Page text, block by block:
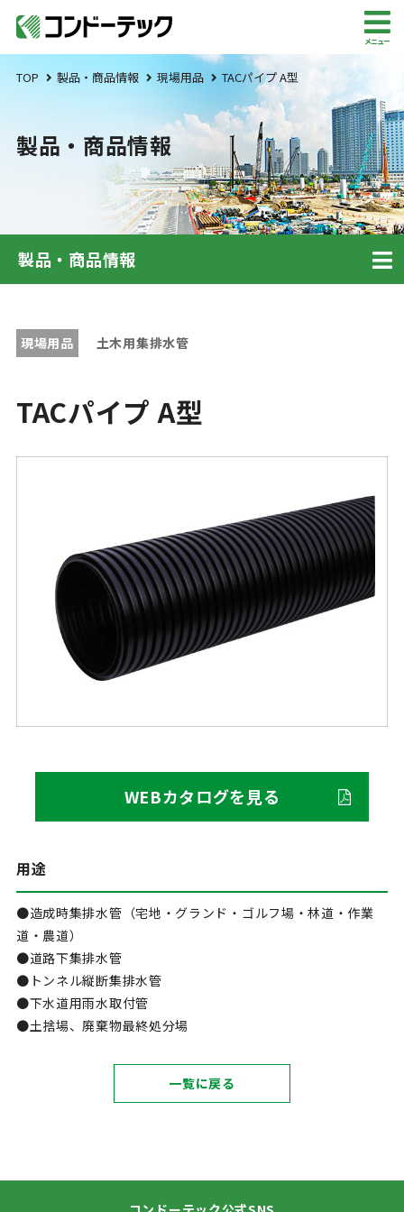
メニュー
TOP 製品・商品情報 現場用品 TACパイプ A型
製品・商品情報
製品・商品情報
現場用品 土木用集排水管
TACパイプ A型
WEBカタログを見る
用途
●造成時集排水管（宅地・グランド・ゴルフ場・林道・作業
道・農道）
●道路下集排水管
●トンネル縦断集排水管
●下水道用雨水取付管
●土捨場、廃棄物最終処分場
一覧に戻る